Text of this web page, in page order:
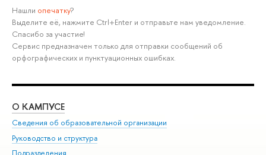
Нашли опечатку?
Выделите её, нажмите Ctrl+Enter и отправьте нам уведомление.
Спасибо за участие!
Сервис предназначен только для отправки сообщений об
орфографических и пунктуационных ошибках.
О КАМПУСЕ
Сведения об образовательной организации
Руководство и структура
Подразделения